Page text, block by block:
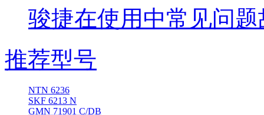
骏捷在使用中常见问
推荐型号
NTN 6236
SKF 6213 N
GMN 71901 C/DB